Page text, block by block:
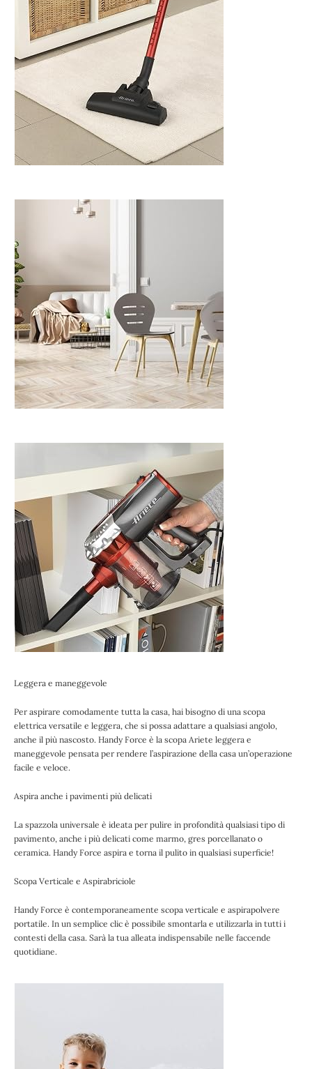
Leggera e maneggevole
Per aspirare comodamente tutta la casa, hai bisogno di una scopa
elettrica versatile e leggera, che si possa adattare a qualsiasi angolo,
anche il più nascosto. Handy Force è la scopa Ariete leggera e
maneggevole pensata per rendere l’aspirazione della casa un’operazione
facile e veloce.
Aspira anche i pavimenti più delicati
La spazzola universale è ideata per pulire in profondità qualsiasi tipo di
pavimento, anche i più delicati come marmo, gres porcellanato o
ceramica. Handy Force aspira e torna il pulito in qualsiasi superficie!
Scopa Verticale e Aspirabriciole
Handy Force è contemporaneamente scopa verticale e aspirapolvere
portatile. In un semplice clic è possibile smontarla e utilizzarla in tutti i
contesti della casa. Sarà la tua alleata indispensabile nelle faccende
quotidiane.